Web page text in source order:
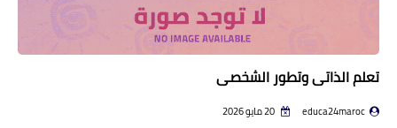
الشؤون الاجتماعية لأسرة
التعليم
تعلم الذاتي وتطور الشخصي
educa24maroc